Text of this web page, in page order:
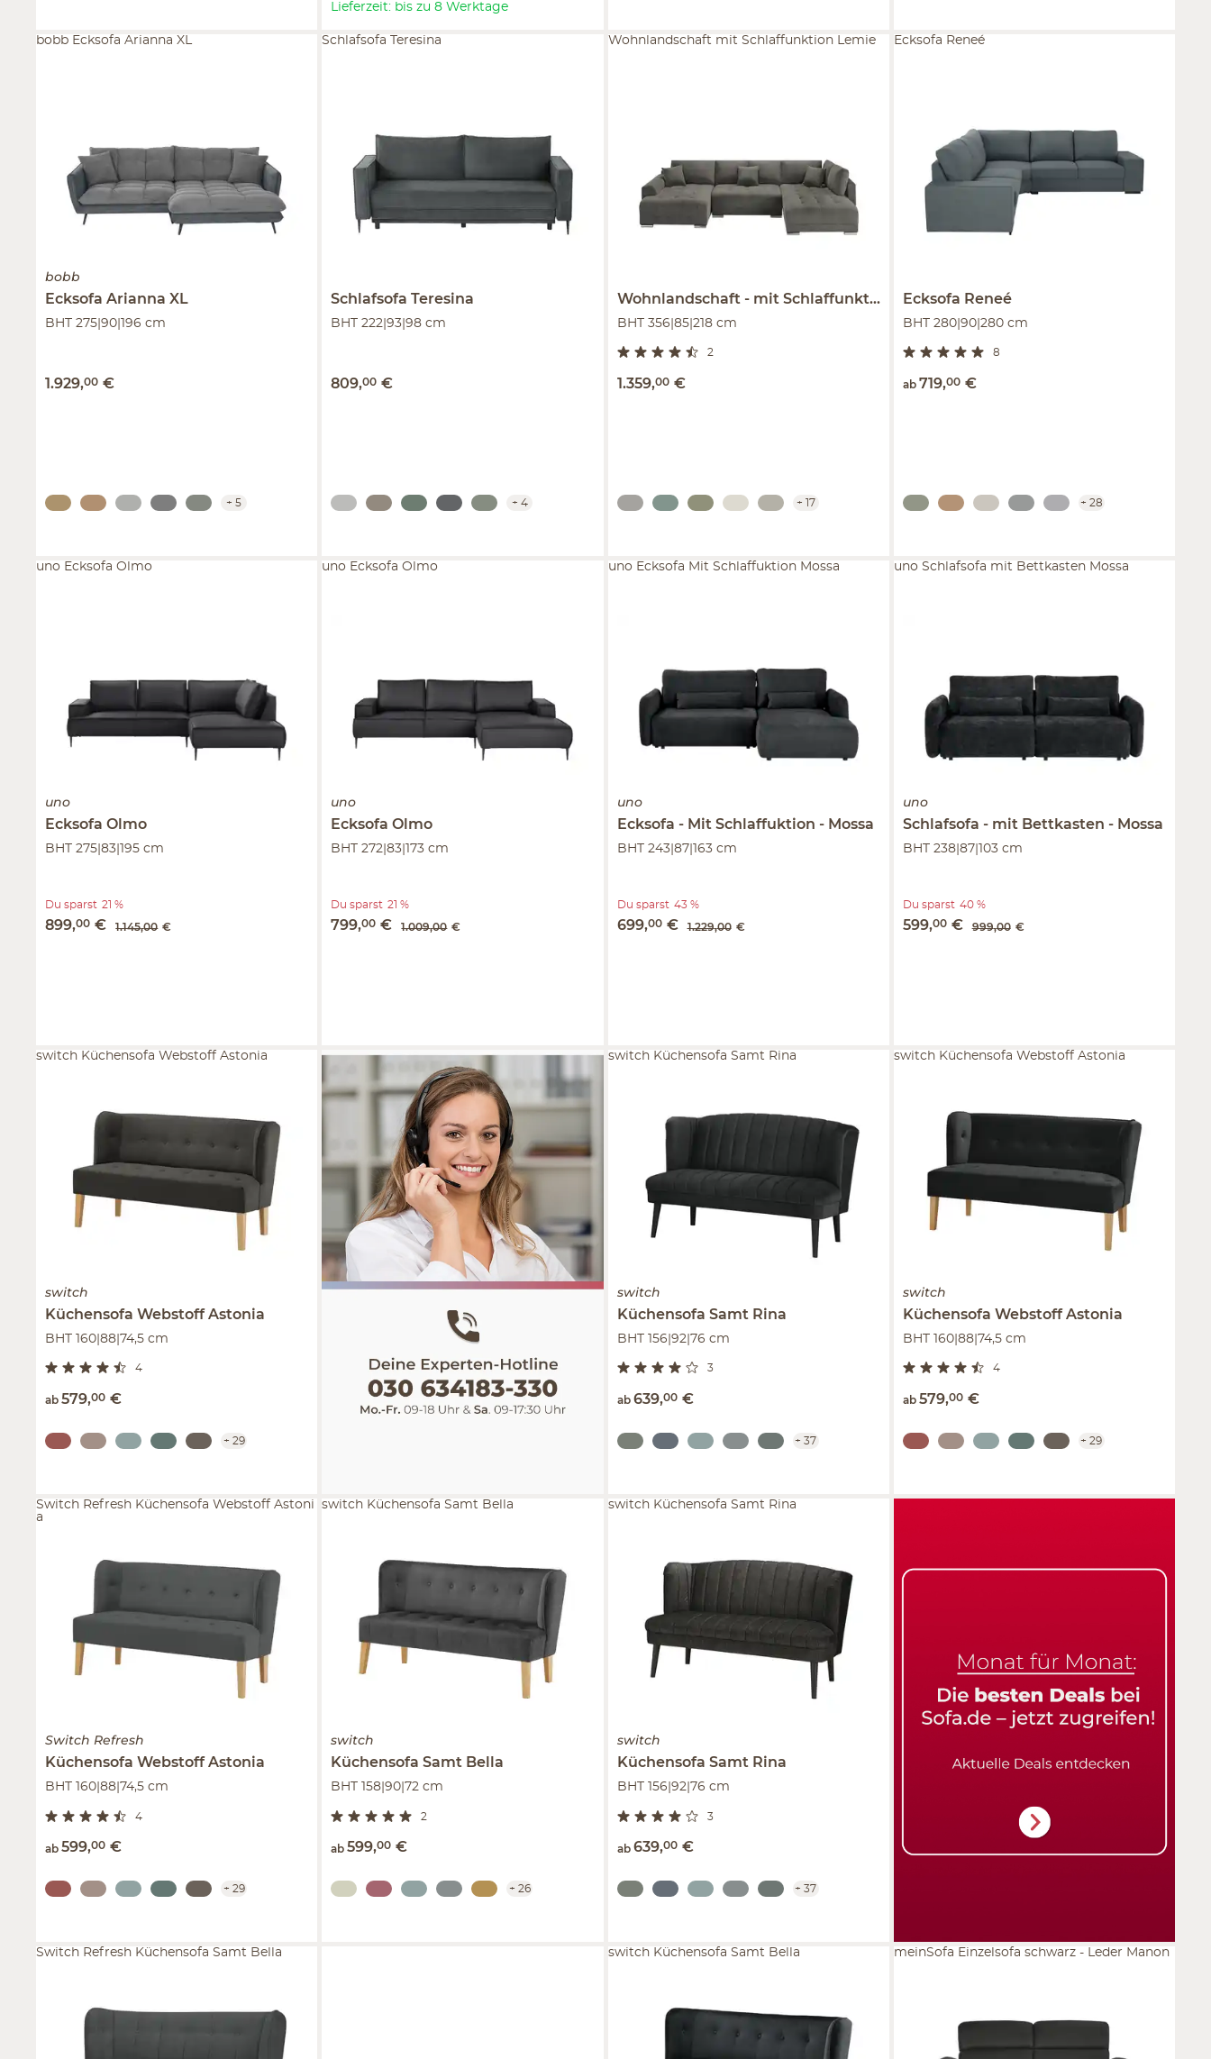
Lieferzeit: bis zu 8 Werktage
bobb
EcksofaArianna XL
BHT 275|90|196 cm
1.929,00 €
bobb Ecksofa Arianna XL
+5
SchlafsofaTeresina
BHT 222|93|98 cm
809,00 €
Schlafsofa Teresina
+ 4
Wohnlandschaft mit Schlaffunktion Lemie
BHT 356|85|218 cm
2
1.359,00 €
Wohnlandschaft mit Schlaffunktion Lemie
+ 17
Ecksofa Reneé
BHT 280|90|280 cm
8
ab 719,00 €
Ecksofa Reneé
+ 28
uno
EcksofaOlmo
BHT 275|83|195 cm
899,00 € 1.145,00 €
Du sparst 21 %
uno Ecksofa Olmo
uno
EcksofaOlmo
BHT 272|83|173 cm
799,00 € 1.009,00 €
Du sparst 21 %
uno Ecksofa Olmo
uno
Ecksofa Mit Schlaffuktion Mossa
BHT 243|87|163 cm
699,00 € 1.229,00 €
Du sparst 43 %
uno Ecksofa Mit Schlaffuktion Mossa
uno
Schlafsofa mit Bettkasten Mossa
BHT 238|87|103 cm
599,00 € 999,00 €
Du sparst 40 %
uno Schlafsofa mit Bettkasten Mossa
switch
Küchensofa WebstoffAstonia
BHT 160|88|74,5 cm
4
ab 579,00 €
switch Küchensofa Webstoff Astonia
+ 29
switch
Küchensofa Samt Rina
BHT 156|92|76 cm
3
ab 639,00 €
switch Küchensofa Samt Rina
+ 37
switch
Küchensofa Webstoff Astonia
BHT 160|88|74,5 cm
4
ab 579,00 €
switch Küchensofa Webstoff Astonia
+29
Switch Refresh
Küchensofa WebstoffAstonia
BHT 160|88|74,5 cm
4
ab 599,00 €
Switch Refresh Küchensofa Webstoff Astoni
a
+ 29
switch
Küchensofa Samt Bella
BHT 158|90|72 cm
2
ab 599,00 €
switch Küchensofa Samt Bella
+ 26
switch
Küchensofa Samt Rina
BHT 156|92|76 cm
3
ab 639,00 €
switch Küchensofa Samt Rina
+ 37
Switch Refresh Küchensofa Samt Bella switch Küchensofa Samt Bella meinSofa Einzelsofa schwarz - Leder Manon